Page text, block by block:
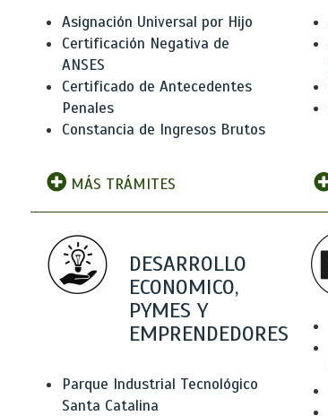
Asignación Universal por Hijo
Certificación Negativa de
ANSES
Certificado de Antecedentes
Penales
Constancia de Ingresos Brutos
MÁS TRÁMITES
DESARROLLO
ECONOMICO,
PYMES Y
EMPRENDEDORES
Parque Industrial Tecnológico
Santa Catalina